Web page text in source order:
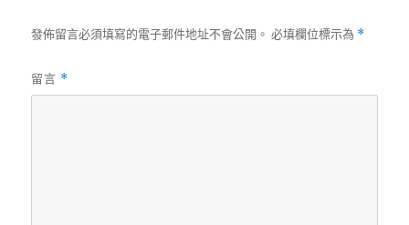
發佈留言必須填寫的電子郵件地址不會公開。 必填欄位標示為 *
留言 *